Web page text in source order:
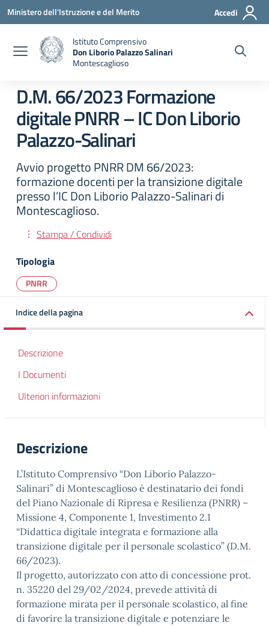
Vai ai contenuti
Vai al menu di navigazione
Vai al footer
Ministero dell'Istruzione e del Merito Accedi
Istituto Comprensivo
Don Liborio Palazzo Salinari
Montescaglioso
D.M. 66/2023 Formazione
digitale PNRR – IC Don Liborio
Palazzo-Salinari
Avvio progetto PNRR DM 66/2023:
formazione docenti per la transizione digitale
presso l’IC Don Liborio Palazzo-Salinari di
Montescaglioso.
Stampa / Condividi
Tipologia
PNRR
Indice della pagina
Descrizione
I Documenti
Ulteriori informazioni
Descrizione
L’Istituto Comprensivo “Don Liborio Palazzo-
Salinari” di Montescaglioso è destinatario dei fondi
del Piano Nazionale di Ripresa e Resilienza (PNRR) –
Missione 4, Componente 1, Investimento 2.1
“Didattica digitale integrata e formazione alla
transizione digitale per il personale scolastico” (D.M.
66/2023).
Il progetto, autorizzato con atto di concessione prot.
n. 35220 del 29/02/2024, prevede attività di
formazione mirata per il personale scolastico, al fine
di favorire la transizione digitale e potenziare le